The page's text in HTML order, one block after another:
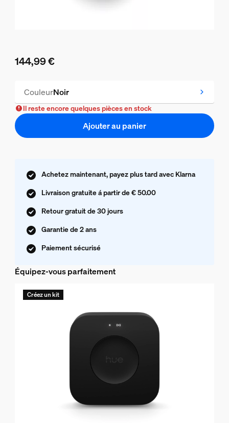
144,99 €
CouleurNoir
Il reste encore quelques pièces en stock
Ajouter au panier
Achetez maintenant, payez plus tard avec Klarna
Livraison gratuite á partir de € 50.00
Retour gratuit de 30 jours
Garantie de 2 ans
Paiement sécurisé
Équipez-vous parfaitement
Créez un kit